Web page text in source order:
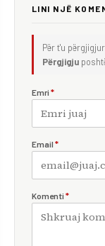
LINI NJË
Për t'u
Përgjigju
Emri *
Email *
Komenti *